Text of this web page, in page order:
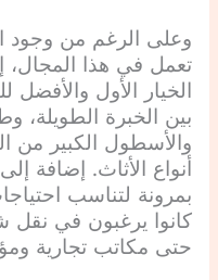
وعلى الرغم من وجود
تعمل في هذا
الخيار الأول والأفضل
بين الخبرة الطويلة،
والأسطول الكبير من
أنواع الأثاث. إضافة
بمرونة لتناسب
كانوا يرغبون في نقل
حتى مكاتب تجارية